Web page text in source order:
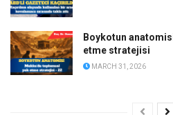
Boykotun
etme stratejisi
MARCH 31, 2026